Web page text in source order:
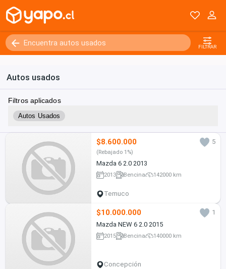
FILTRAR
Autos usados
Filtros aplicados
Autos Usados
$8.600.000 5
(Rebajado 1%)
Mazda 6 2.0 2013
2013 Bencina 142000 km
Temuco
$10.000.000
1
Mazda NEW 6 2.0 2015
2015 Bencina 140000 km
Concepción